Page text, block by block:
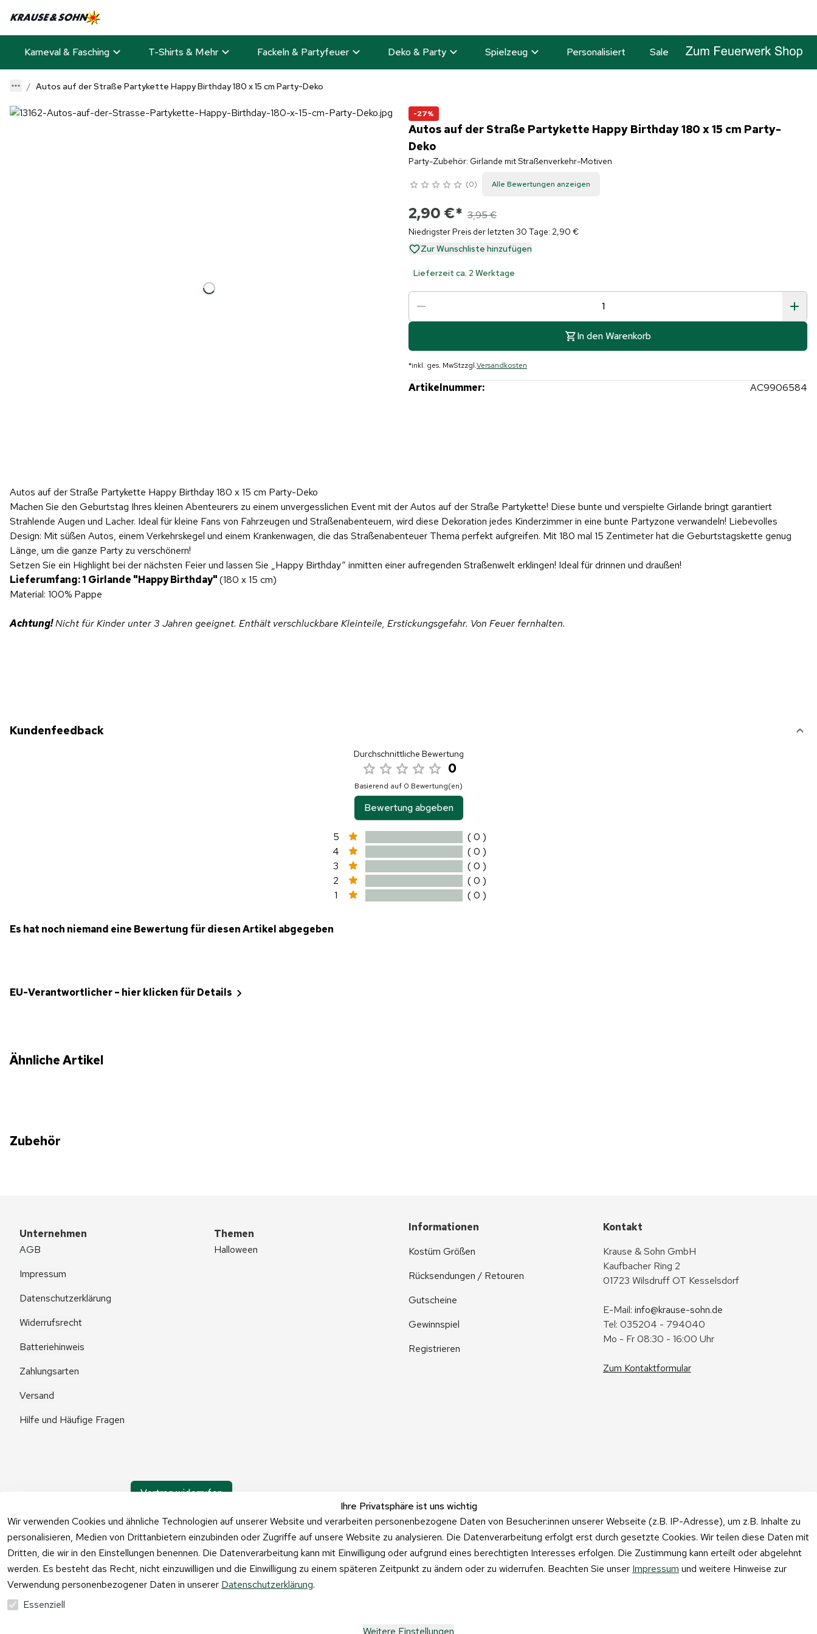
Karneval & Fasching T-Shirts & Mehr Fackeln & Partyfeuer Deko & Party Spielzeug Personalisiert Sale
Autos auf der Straße Partykette Happy Birthday 180 x 15 cm Party-Deko
-27%
Autos auf der Straße Partykette Happy Birthday 180 x 15 cm Party-
Deko
Party-Zubehör: Girlande mit Straßenverkehr-Motiven
0 Alle Bewertungen anzeigen
2,90 €* 3,95 €
Niedrigster Preis der letzten 30 Tage: 2,90 €
Zur Wunschliste hinzufügen
Lieferzeit ca. 2 Werktage
In den Warenkorb
*inkl. ges. MwStzzgl.Versandkosten
Artikelnummer: AC9906584
Autos auf der Straße Partykette Happy Birthday 180 x 15 cm Party-Deko
Machen Sie den Geburtstag Ihres kleinen Abenteurers zu einem unvergesslichen Event mit der Autos auf der Straße Partykette! Diese bunte und verspielte Girlande bringt garantiert
Strahlende Augen und Lacher. Ideal für kleine Fans von Fahrzeugen und Straßenabenteuern, wird diese Dekoration jedes Kinderzimmer in eine bunte Partyzone verwandeln! Liebevolles
Design: Mit süßen Autos, einem Verkehrskegel und einem Krankenwagen, die das Straßenabenteuer Thema perfekt aufgreifen. Mit 180 mal 15 Zentimeter hat die Geburtstagskette genug
Länge, um die ganze Party zu verschönern!
Setzen Sie ein Highlight bei der nächsten Feier und lassen Sie „Happy Birthday“ inmitten einer aufregenden Straßenwelt erklingen! Ideal für drinnen und draußen!
Lieferumfang: 1 Girlande "Happy Birthday"(180 x 15 cm)
Material: 100% Pappe
Achtung!Nicht für Kinder unter 3 Jahren geeignet. Enthält verschluckbare Kleinteile, Erstickungsgefahr. Von Feuer fernhalten.
Kundenfeedback
Durchschnittliche Bewertung
0
Basierend auf 0 Bewertung(en)
Bewertung abgeben
5
( 0 )
4
( 0 )
3
( 0 )
2
( 0 )
1
( 0 )
Es hat noch niemand eine Bewertung für diesen Artikel abgegeben
EU-Verantwortlicher – hier klicken für Details
Ähnliche Artikel
Zubehör
Ihre Privatsphäre ist uns wichtig
Wir verwenden Cookies und ähnliche Technologien auf unserer Website und verarbeiten personenbezogene Daten von Besucher:innen unserer Webseite (z.B. IP-Adresse), um z.B. Inhalte zu
personalisieren, Medien von Drittanbietern einzubinden oder Zugriffe auf unsere Website zu analysieren. Die Datenverarbeitung erfolgt erst durch gesetzte Cookies. Wir teilen diese Daten mit
Dritten, die wir in den Einstellungen benennen. Die Datenverarbeitung kann mit Einwilligung oder aufgrund eines berechtigten Interesses erfolgen. Die Zustimmung kann erteilt oder abgelehnt
werden. Es besteht das Recht, nicht einzuwilligen und die Einwilligung zu einem späteren Zeitpunkt zu ändern oder zu widerrufen. Beachten Sie unser Impressum und weitere Hinweise zur
Verwendung personenbezogener Daten in unserer Datenschutzerklärung.
Essenziell
Weitere Einstellungen
Unternehmen
AGB
Impressum
Datenschutzerklärung
Widerrufsrecht
Batteriehinweis
Zahlungsarten
Versand
Hilfe und Häufige Fragen
Themen
Halloween
Informationen
Kostüm Größen
Rücksendungen / Retouren
Gutscheine
Gewinnspiel
Registrieren
Kontakt
Krause & Sohn GmbH
Kaufbacher Ring 2
01723 Wilsdruff OT Kesselsdorf
E-Mail: info@krause-sohn.de
Tel: 035204 - 794040
Mo - Fr 08:30 - 16:00 Uhr
Zum Kontaktformular
Vertrag widerrufen